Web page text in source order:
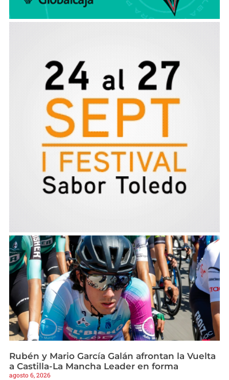
Rubén y Mario García Galán afrontan la Vuelta
a Castilla-La Mancha Leader en forma
agosto 6, 2026